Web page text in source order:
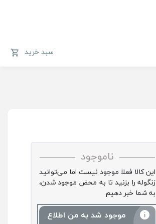
سبد خرید
ناموجود
این کالا فعلا موجود نیست اما می‌توانید
زنگوله را بزنید تا به محض موجود شدن،
به شما خبر دهیم
موجود شد به من اطلاع